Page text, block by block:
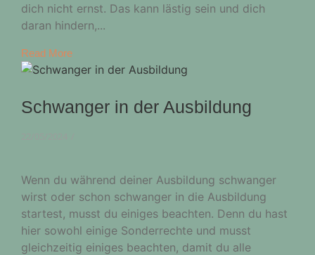
dich nicht ernst. Das kann lästig sein und dich
daran hindern,...
Read More
Schwanger in der Ausbildung
Wenn du während deiner Ausbildung schwanger
wirst oder schon schwanger in die Ausbildung
startest, musst du einiges beachten. Denn du hast
hier sowohl einige Sonderrechte und musst
gleichzeitig einiges beachten, damit du alle